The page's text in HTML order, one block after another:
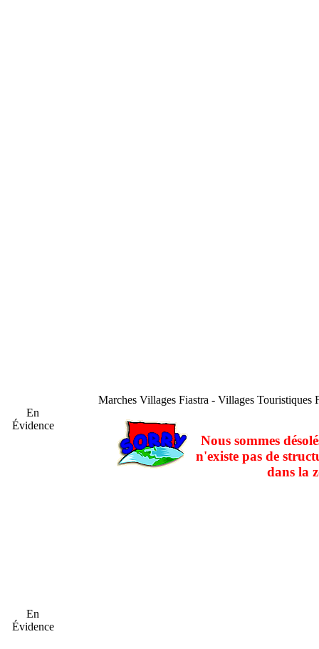
En
Évidence
En
Évidence
Marches Villages Fiastra - Villages Touristiques
Nous sommes
n'existe pas de
dans la